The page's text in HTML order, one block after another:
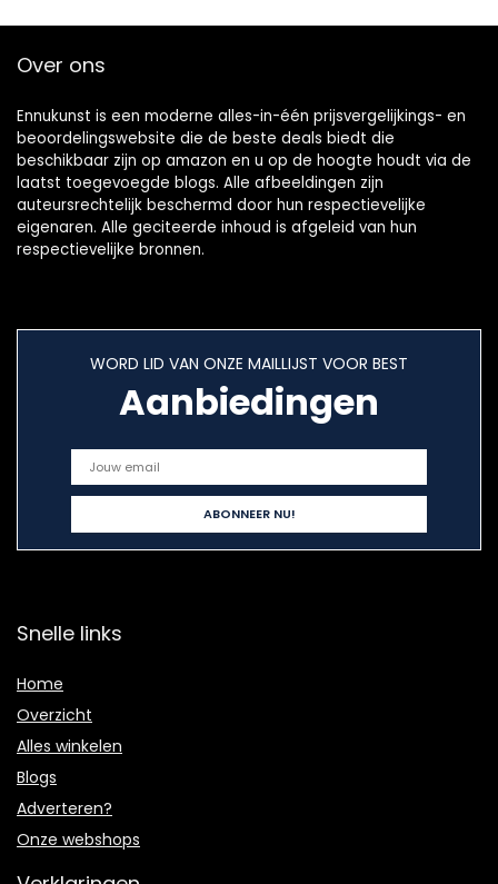
voor…
Over ons
Ennukunst is een moderne alles-in-één prijsvergelijkings- en
beoordelingswebsite die de beste deals biedt die
beschikbaar zijn op amazon en u op de hoogte houdt via de
laatst toegevoegde blogs. Alle afbeeldingen zijn
auteursrechtelijk beschermd door hun respectievelijke
eigenaren. Alle geciteerde inhoud is afgeleid van hun
respectievelijke bronnen.
WORD LID VAN ONZE MAILLIJST VOOR BEST
Aanbiedingen
Snelle links
Home
Overzicht
Alles winkelen
Blogs
Adverteren?
Onze webshops